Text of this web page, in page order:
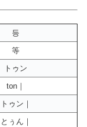
등
等
トゥン
ton｜
トゥン｜
とぅん｜